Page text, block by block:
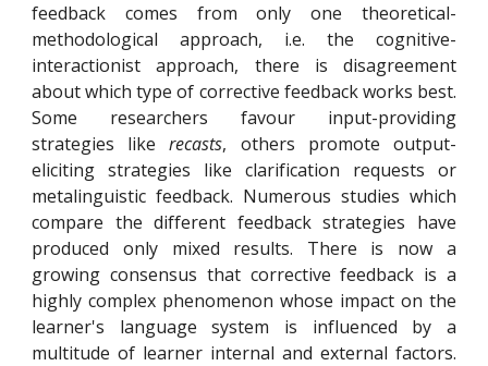
feedback comes from only one theoretical-
methodological approach, i.e. the cognitive-
interactionist approach, there is disagreement
about which type of corrective feedback works best.
Some researchers favour input-providing
strategies likerecasts, others promote output-
eliciting strategies like clarification requests or
metalinguistic feedback. Numerous studies which
compare the different feedback strategies have
produced only mixed results. There is now a
growing consensus that corrective feedback is a
highly complex phenomenon whose impact on the
learner's language system is influenced by a
multitude of learner internal and external factors.